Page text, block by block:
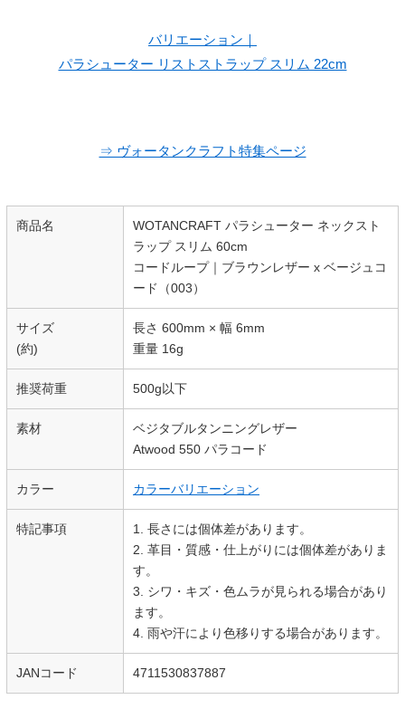
バリエーション｜
パラシューター リストストラップ スリム 22cm
⇒ ヴォータンクラフト特集ページ
商品名
WOTANCRAFT パラシューター ネックスト
ラップ スリム 60cm
コードループ｜ブラウンレザー x ベージュコ
ード（003）
サイズ
(約)
長さ 600mm × 幅 6mm
重量 16g
推奨荷重 500g以下
素材
ベジタブルタンニングレザー
Atwood 550 パラコード
カラー カラーバリエーション
特記事項
1. 長さには個体差があります。
2. 革目・質感・仕上がりには個体差がありま
す。
3. シワ・キズ・色ムラが見られる場合があり
ます。
4. 雨や汗により色移りする場合があります。
JANコード 4711530837887